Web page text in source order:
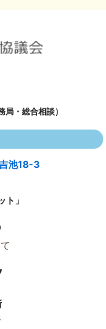
局・総合相談）
吉池18-3
ト」